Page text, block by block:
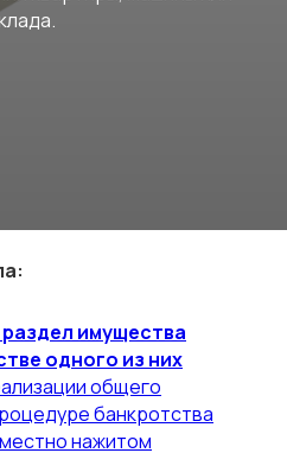
имущества
одного из них
общего
банкротства
нажитом